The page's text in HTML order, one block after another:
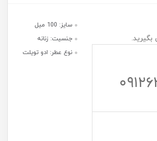
سایز: 100 میل
جنسیت: زنانه
نوع عطر: ادو تویلت